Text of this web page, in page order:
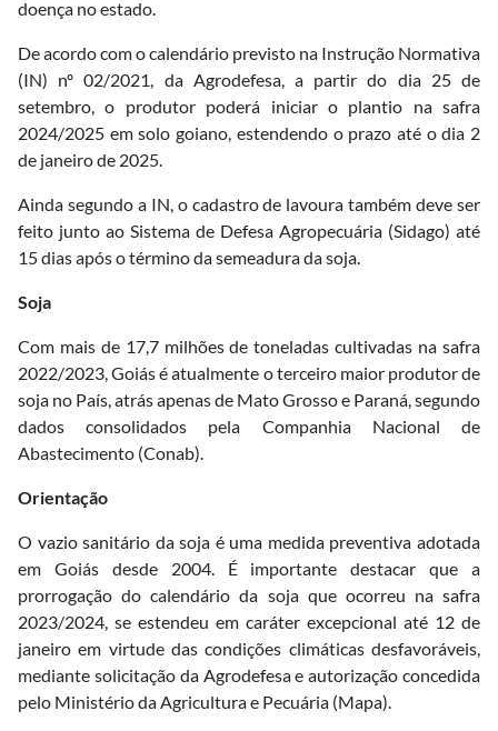
doença no estado.
De acordo com o calendário previsto na Instrução Normativa
(IN) nº 02/2021, da Agrodefesa, a partir do dia 25 de
setembro, o produtor poderá iniciar o plantio na safra
2024/2025 em solo goiano, estendendo o prazo até o dia 2
de janeiro de 2025.
Ainda segundo a IN, o cadastro de lavoura também deve ser
feito junto ao Sistema de Defesa Agropecuária (Sidago) até
15 dias após o término da semeadura da soja.
Soja
Com mais de 17,7 milhões de toneladas cultivadas na safra
2022/2023, Goiás é atualmente o terceiro maior produtor de
soja no País, atrás apenas de Mato Grosso e Paraná, segundo
dados consolidados pela Companhia Nacional de
Abastecimento (Conab).
Orientação
O vazio sanitário da soja é uma medida preventiva adotada
em Goiás desde 2004. É importante destacar que a
prorrogação do calendário da soja que ocorreu na safra
2023/2024, se estendeu em caráter excepcional até 12 de
janeiro em virtude das condições climáticas desfavoráveis,
mediante solicitação da Agrodefesa e autorização concedida
pelo Ministério da Agricultura e Pecuária (Mapa).